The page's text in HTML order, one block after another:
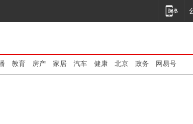
教育 房产 家居 汽车 健康 北京 政务 网易号